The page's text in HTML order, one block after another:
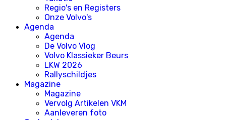
Regio's en Registers
Onze Volvo's
Agenda
Agenda
De Volvo Vlog
Volvo Klassieker Beurs
LKW 2026
Rallyschildjes
Magazine
Magazine
Vervolg Artikelen VKM
Aanleveren foto